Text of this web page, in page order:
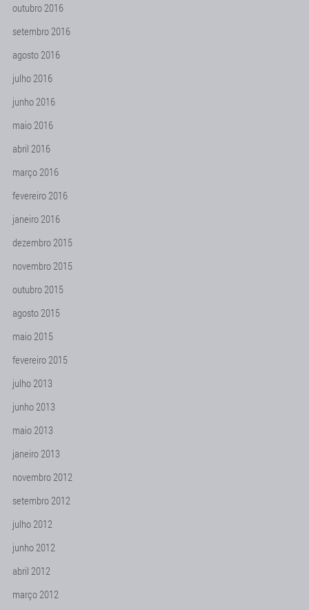
outubro 2016
setembro 2016
agosto 2016
julho 2016
junho 2016
maio 2016
abril 2016
março 2016
fevereiro 2016
janeiro 2016
dezembro 2015
novembro 2015
outubro 2015
agosto 2015
maio 2015
fevereiro 2015
julho 2013
junho 2013
maio 2013
janeiro 2013
novembro 2012
setembro 2012
julho 2012
junho 2012
abril 2012
março 2012